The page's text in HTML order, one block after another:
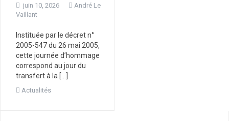
juin 10, 2026
André Le
Vaillant
Instituée par le décret n°
2005-547 du 26 mai 2005,
cette journée d’hommage
correspond au jour du
transfert à la […]
Actualités